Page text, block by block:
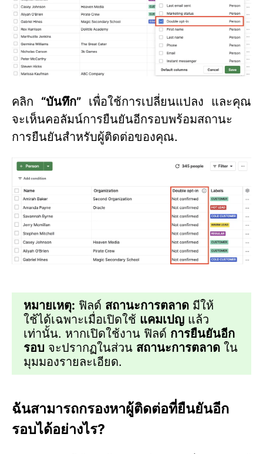
คลิก “บันทึก” เพื่อใช้การเปลี่ยนแปลง และคุณ
จะเห็นคอลัมน์การยืนยันอีกรอบพร้อมสถานะ
การยืนยันสำหรับผู้ติดต่อของคุณ.
หมายเหตุ: ฟิลด์ สถานะการตลาด มีให้
ใช้ได้เฉพาะเมื่อเปิดใช้ แคมเปญ แล้ว
เท่านั้น. หากเปิดใช้งาน ฟิลด์ การยืนยันอีก
รอบ จะปรากฏในส่วน สถานะการตลาด ใน
มุมมองรายละเอียด.
ฉันสามารถกรองหาผู้ติดต่อที่ยืนยันอีก
รอบได้อย่างไร?